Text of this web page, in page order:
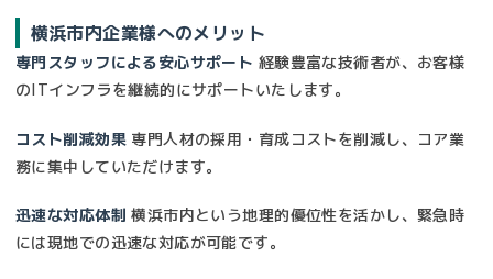
横浜市内企業様へのメリット
専門スタッフによる安心サポート 経験豊富な技術者が、お客様
のITインフラを継続的にサポートいたします。
コスト削減効果専門人材の採用・育成コストを削減し、コア業
務に集中していただけます。
迅速な対応体制 横浜市内という地理的優位性を活かし、緊急時
には現地での迅速な対応が可能です。